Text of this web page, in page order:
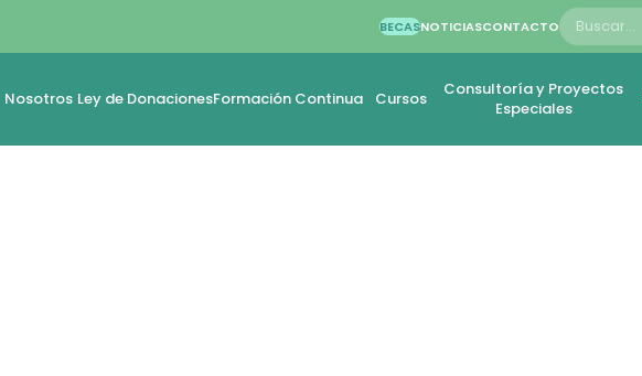
BECASNOTICIASCONTACTO
Nosotros Ley de DonacionesFormación Continua Cursos
Consultoría y Proyectos
Especiales